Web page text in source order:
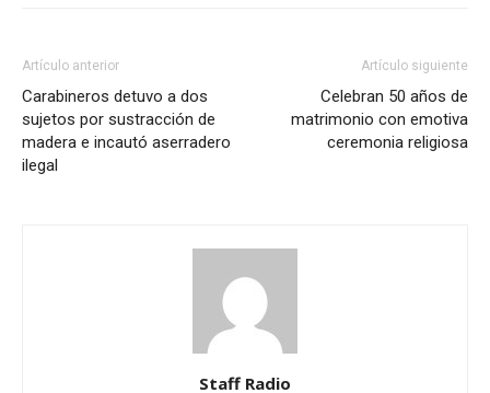
Artículo anterior
Carabineros detuvo a dos
sujetos por sustracción de
madera e incautó aserradero
ilegal
Artículo siguiente
Celebran 50 años de
matrimonio con emotiva
ceremonia religiosa
Staff Radio